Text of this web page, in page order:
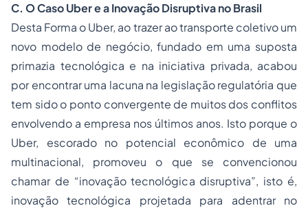
C. O Caso Uber e a Inovação Disruptiva no Brasil
Desta Forma o Uber, ao trazer ao transporte coletivo um
novo modelo de negócio, fundado em uma suposta
primazia tecnológica e na iniciativa privada, acabou
por encontrar uma lacuna na legislação regulatória que
tem sido o ponto convergente de muitos dos conflitos
envolvendo a empresa nos últimos anos. Isto porque o
Uber, escorado no potencial econômico de uma
multinacional, promoveu o que se convencionou
chamar de “inovação tecnológica disruptiva”, isto é,
inovação tecnológica projetada para adentrar no